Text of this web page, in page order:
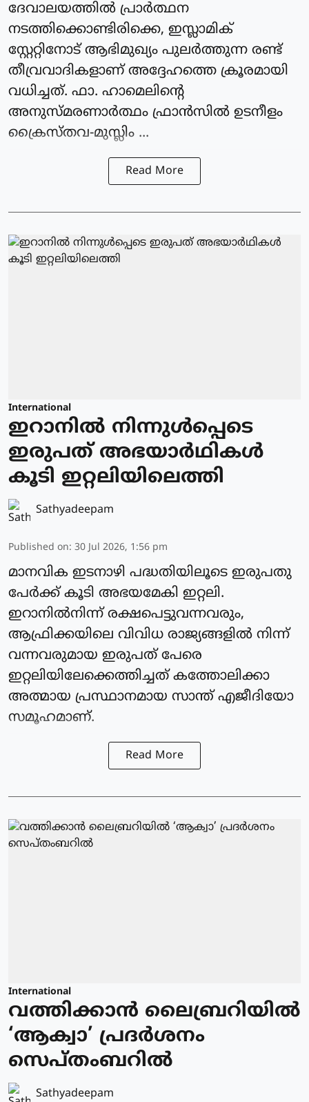
ദേവാലയത്തില്‍ പ്രാര്‍ത്ഥന
നടത്തിക്കൊണ്ടിരിക്കെ, ഇസ്ലാമിക്
സ്റ്റേറ്റിനോട് ആഭിമുഖ്യം പുലര്‍ത്തുന്ന രണ്ട്
തീവ്രവാദികളാണ് അദ്ദേഹത്തെ ക്രൂരമായി
വധിച്ചത്. ഫാ. ഹാമെലിന്റെ
അനുസ്മരണാര്‍ത്ഥം ഫ്രാന്‍സില്‍ ഉടനീളം
ക്രൈസ്തവ-മുസ്ലിം ...
Read More
International
ഇറാനിൽ നിന്നുള്‍പ്പെടെ
ഇരുപത് അഭയാര്‍ഥികള്‍
കൂടി ഇറ്റലിയിലെത്തി
Sathyadeepam
Published on: 30 Jul 2026, 1:56 pm
മാനവിക ഇടനാഴി പദ്ധതിയിലൂടെ ഇരുപതു
പേര്‍ക്ക് കൂടി അഭയമേകി ഇറ്റലി.
ഇറാനില്‍നിന്ന് രക്ഷപെട്ടുവന്നവരും,
ആഫ്രിക്കയിലെ വിവിധ രാജ്യങ്ങളില്‍ നിന്ന്
വന്നവരുമായ ഇരുപത് പേരെ
ഇറ്റലിയിലേക്കെത്തിച്ചത് കത്തോലിക്കാ
അത്മായ പ്രസ്ഥാനമായ സാന്ത് എജീദിയോ
സമൂഹമാണ്.
Read More
International
വത്തിക്കാന്‍ ലൈബ്രറിയില്‍
‘ആക്വാ’ പ്രദര്‍ശനം
സെപ്തംബറില്‍
Sathyadeepam